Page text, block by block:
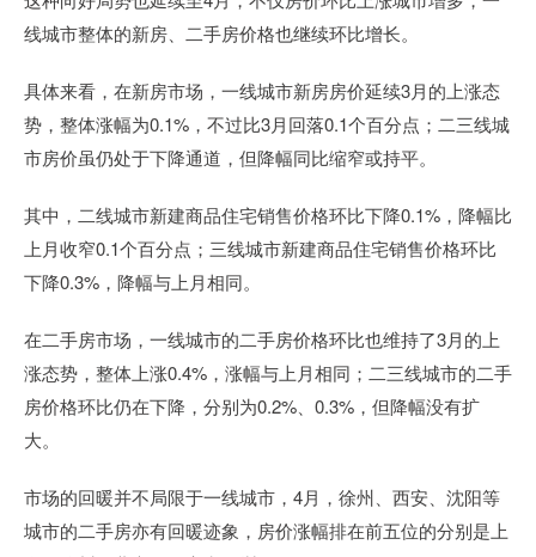
线城市整体的新房、二手房价格也继续环比增长。
具体来看，在新房市场，一线城市新房房价延续3月的上涨态
势，整体涨幅为0.1%，不过比3月回落0.1个百分点；二三线城
市房价虽仍处于下降通道，但降幅同比缩窄或持平。
其中，二线城市新建商品住宅销售价格环比下降0.1%，降幅比
上月收窄0.1个百分点；三线城市新建商品住宅销售价格环比
下降0.3%，降幅与上月相同。
在二手房市场，一线城市的二手房价格环比也维持了3月的上
涨态势，整体上涨0.4%，涨幅与上月相同；二三线城市的二手
房价格环比仍在下降，分别为0.2%、0.3%，但降幅没有扩
大。
市场的回暖并不局限于一线城市，4月，徐州、西安、沈阳等
城市的二手房亦有回暖迹象，房价涨幅排在前五位的分别是上